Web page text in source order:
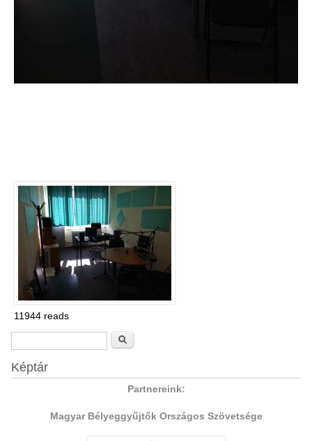
11944 reads
Képtár
Partnereink:
Magyar Bélyeggyűjtők Országos Szövetsége